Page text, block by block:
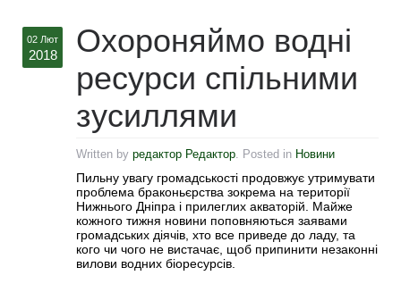
02 Лют
2018
Охороняймо водні
ресурси спільними
зусиллями
Written by редактор Редактор. Posted in Новини
Пильну увагу громадськості продовжує утримувати
проблема браконьєрства зокрема на території
Нижнього Дніпра і прилеглих акваторій. Майже
кожного тижня новини поповняються заявами
громадських діячів, хто все приведе до ладу, та
кого чи чого не вистачає, щоб припинити незаконні
вилови водних біоресурсів.